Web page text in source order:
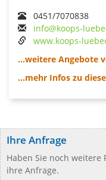
0451/7070838
info@koops-
www.koops-
...weitere Angebote
...mehr Infos zu
Ihre Anfrage
Haben Sie noch weitere
ihre Anfrage.